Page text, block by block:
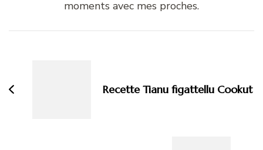
moments avec mes proches.
Recette Tianu figattellu Cookut